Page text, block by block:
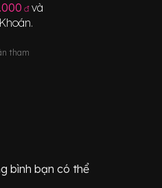
đ và
.
tham
bình bạn có thể